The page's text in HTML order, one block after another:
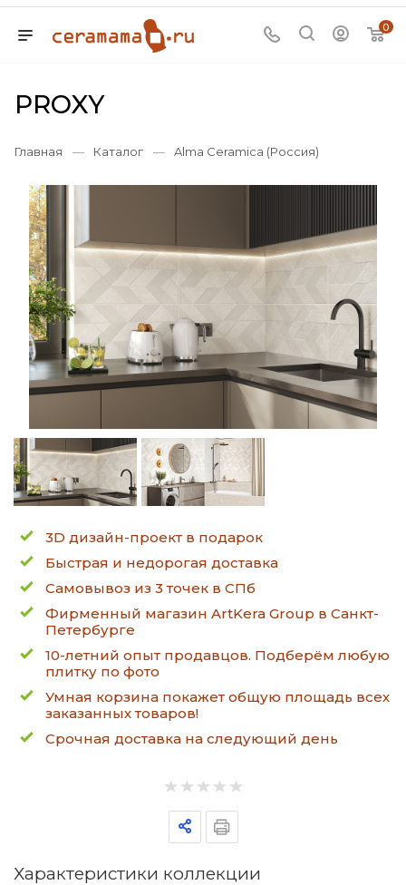
0
PROXY
Главная — Каталог — Alma Ceramica (Россия)
3D дизайн-проект в подарок
Быстрая и недорогая доставка
Самовывоз из 3 точек в СПб
Фирменный магазин ArtKera Group в Санкт-
Петербурге
10-летний опыт продавцов. Подберём любую
плитку по фото
Умная корзина покажет общую площадь всех
заказанных товаров!
Срочная доставка на следующий день
Характеристики коллекции